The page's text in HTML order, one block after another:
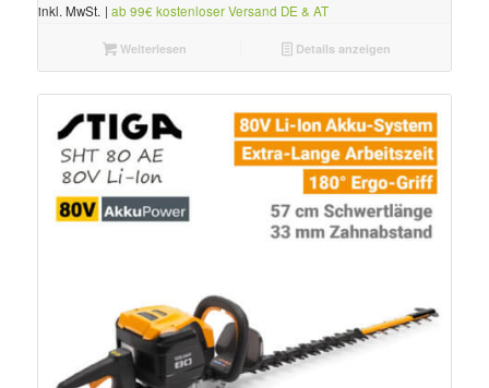
inkl. MwSt. | ab 99€ kostenloser Versand DE & AT
Weiterlesen Details anzeigen